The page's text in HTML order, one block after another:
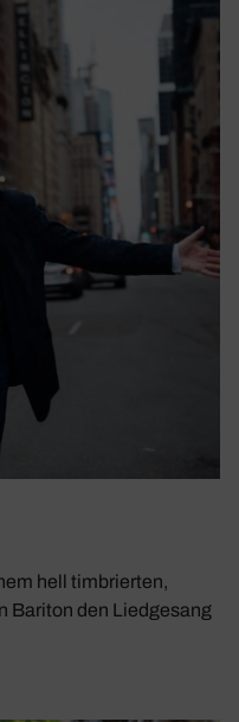
hell timbrierten,
Bariton den Liedgesang